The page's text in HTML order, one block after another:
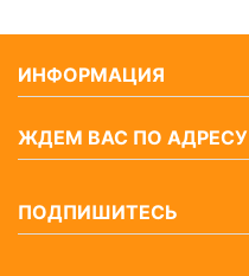
ИНФОРМАЦИЯ
ЖДЕМ ВАС ПО АДРЕСУ
ПОДПИШИТЕСЬ